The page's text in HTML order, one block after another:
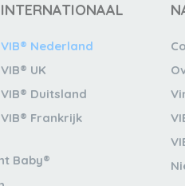
INTERNATIONAAL
VIB® Nederland
VIB® UK
VIB® Duitsland
VIB® Frankrijk
Baby®